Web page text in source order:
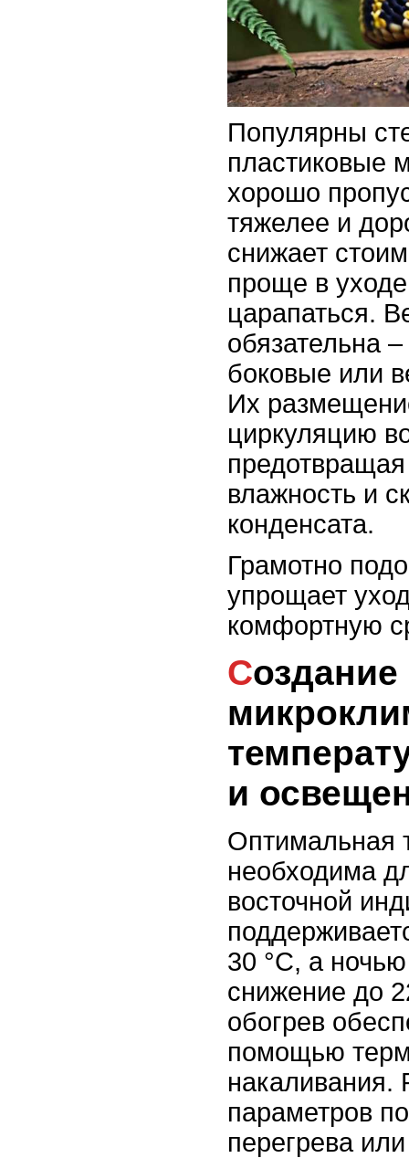
Популярны
пластиковые
хорошо
тяжелее и
снижает
проще в
царапаться.
обязательна
боковые или
Их
циркуляцию
влажность и
конденсата.
Грамотно
упрощает
комфортную
Создание
и
Оптимальная
необходима
восточной
30 °C, а
снижение до
обогрев
помощью
накаливания.
параметров
перегрева